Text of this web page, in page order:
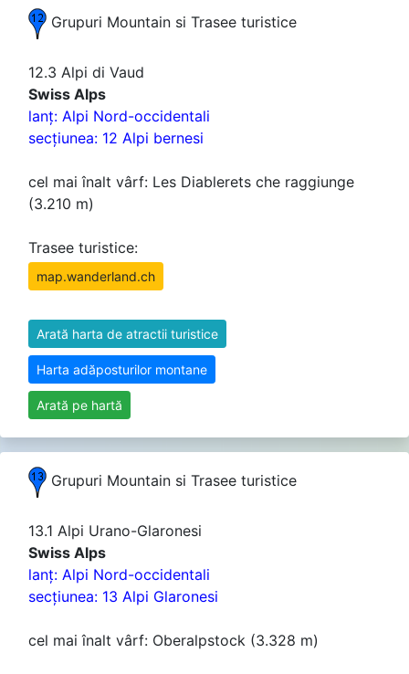
Grupuri Mountain si Trasee turistice
12.3 Alpi di Vaud
Swiss Alps
lanţ: Alpi Nord-occidentali
secţiunea: 12 Alpi bernesi
cel mai înalt vârf: Les Diablerets che raggiunge
(3.210 m)
Trasee turistice:
map.wanderland.ch
Arată harta de atractii turistice
Harta adăposturilor montane
Arată pe hartă
Grupuri Mountain si Trasee turistice
13.1 Alpi Urano-Glaronesi
Swiss Alps
lanţ: Alpi Nord-occidentali
secţiunea: 13 Alpi Glaronesi
cel mai înalt vârf: Oberalpstock (3.328 m)